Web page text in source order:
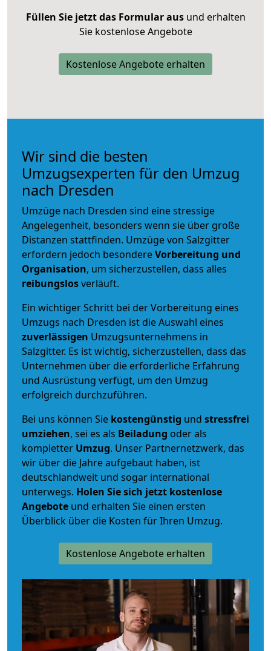
Füllen Sie jetzt das Formular ausund erhalten
Sie kostenlose Angebote
Kostenlose Angebote erhalten
Wir sind die besten
Umzugsexperten für den Umzug
nach Dresden
Umzüge nach Dresden sind eine stressige
Angelegenheit, besonders wenn sie über große
Distanzen stattfinden. Umzüge von Salzgitter
erfordern jedoch besondereVorbereitung und
Organisation, um sicherzustellen, dass alles
reibungslosverläuft.
Ein wichtiger Schritt bei der Vorbereitung eines
Umzugs nach Dresden ist die Auswahl eines
zuverlässigen Umzugsunternehmens in
Salzgitter. Es ist wichtig, sicherzustellen, dass das
Unternehmen über die erforderliche Erfahrung
und Ausrüstung verfügt, um den Umzug
erfolgreich durchzuführen.
Bei uns können Sie kostengünstig und stressfrei
umziehen, sei es als Beiladung oder als
kompletter Umzug. Unser Partnernetzwerk, das
wir über die Jahre aufgebaut haben, ist
deutschlandweit und sogar international
unterwegs. Holen Sie sich jetzt kostenlose
Angebote und erhalten Sie einen ersten
Überblick über die Kosten für Ihren Umzug.
Kostenlose Angebote erhalten